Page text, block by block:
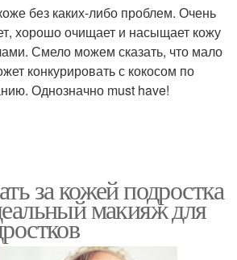
без каких-либо проблем. Очень
хорошо очищает и насыщает кожу
Смело можем сказать, что мало
конкурировать с кокосом по
Однозначно must have!
за кожей подростка
макияж для